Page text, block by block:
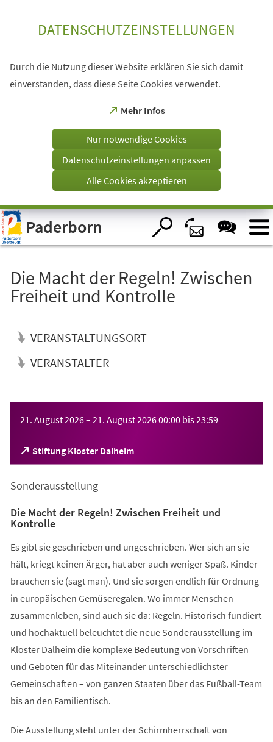
Visuelle
Assistenzsoftware
öffnen.
DATENSCHUTZEINSTELLUNGEN
Durch die Nutzung dieser Website erklären Sie sich damit
einverstanden, dass diese Seite Cookies verwendet.
Mehr Infos
(Öffnet
einem
Tab)
Nur notwendige Cookies
Datenschutzeinstellungen anpassen
Alle Cookies akzeptieren
Paderborn
Die Macht der Regeln! Zwischen
Freiheit und Kontrolle
VERANSTALTUNGSORT
VERANSTALTER
21. August 2026– 21. August 202600:00 bis23:59
Stiftung Kloster Dalheim
(Öffnet
in
neuen
Sonderausstellung
Die Macht der Regeln! Zwischen Freiheit und
Kontrolle
Es gibt sie geschrieben und ungeschrieben. Wer sich an sie
hält, kriegt keinen Ärger, hat aber auch weniger Spaß. Kinder
brauchen sie (sagt man). Und sie sorgen endlich für Ordnung
in europäischen Gemüseregalen. Wo immer Menschen
zusammenleben, sind auch sie da: Regeln. Historisch fundiert
und hochaktuell beleuchtet die neue Sonderausstellung im
Kloster Dalheim die komplexe Bedeutung von Vorschriften
und Geboten für das Miteinander unterschiedlichster
Gemeinschaften – von ganzen Staaten über das Fußball-Team
bis an den Familientisch.
Die Ausstellung steht unter der Schirmherrschaft von